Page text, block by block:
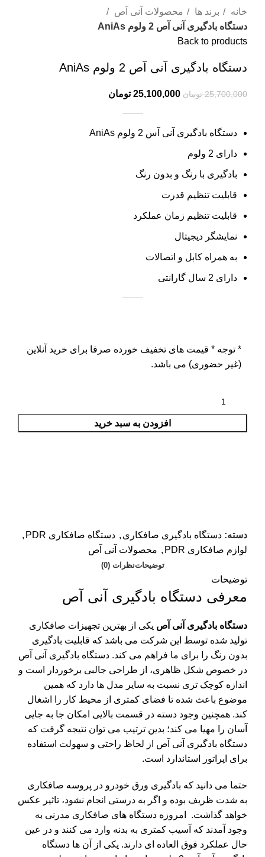
خانه برند ها
محصولات آنی آص
دستگاه بادگیری آنی آص 2 ولوم AniAs
Back to products
دستگاه بادگیری آنی آص 2 ولوم AniAs
25,700,000 تومان 25,100,000 تومان
دستگاه بادگیری آنی آس 2 ولوم AniAs
دارای 2 ولوم
بادگیری با رنگ و بدون رنگ
قابلیت تنظیم قدرت
قابلیت تنظیم زمان عملکرد
نمایشگر دیجیتال
به همراه کابل و اتصالات
دارای 2 سال گارانتی
* توجه * قیمت های تخفیف خورده صرفا برای خرید آنلاین
(غیر حضوری) می باشد.
افزودن به سبد خرید
دسته: دستگاه بادگیری صافکاری , دستگاه صافکاری PDR
,
لوازم صافکاری PDR
, محصولات آنی آص
توضیحاتنظرات (0)
توضیحات
معرفی دستگاه بادگیری آنی آص
دستگاه بادگیری آنی آص یکی از بهترین تجهیزات صافکاری
تولید شده توسط این شرکت می باشد که قابلیت بادگیری
بدون رنگ را برای ما فراهم می کند. دستگاه بادگیری آنی آص
در خصوص شکل ظاهری، از طراحی جالبی برخوردار است و
اندازه کوچک تری نسبت به سایر مدل ها دارد که همین
موضوع باعث شده تا فضای کمتری از محیط کار را اشغال
کند. همچنین وجود دسته در قسمت بالایی امکان جا به جایی
آسان را مهیا می کند؛ بدین ترتیب می توان نتیجه گرفت که
دستگاه بادگیری آنی آص از لحاظ راحتی و سهولت استفاده
برای اپراتور استاندارد است.
حتما می دانید که بادگیری ورق خودرو در پروسه صافکاری
به شدت ظریف بوده و اگر به درستی انجام نشود، تاثیر عکس
خواهد گذاشت. امروزه دستگاه های صافکاری مدرنی به
وجود آمدند که آسیب کمتری به بدنه وارد می کنند و در عین
حال عملکرد فوق العاده ای دارند. یکی از آن ها دستگاه